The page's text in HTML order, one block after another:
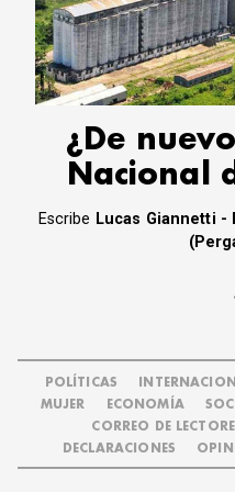
CORREO
Política
¿De
Nacional
Escribe Lucas Giannetti
POLÍTICAS
MUJER
ECONOMÍA
CORREO DE
DECLARACIONES